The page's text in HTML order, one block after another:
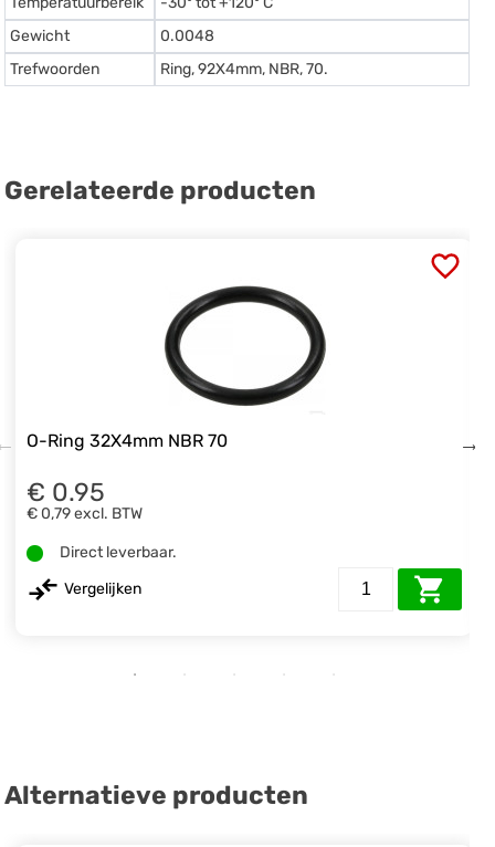
Gewicht
0.0048
Trefwoorden
Ring, 92X4mm, NBR, 70.
Gerelateerde producten
O-Ring 32X4mm NBR 70
€ 0.95
€ 0,79excl. BTW
Direct leverbaar.
Vergelijken
Alternatieve producten